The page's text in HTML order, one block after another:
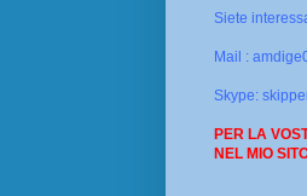
Siete
Mail :
Skype:
PER LA
NEL MIO